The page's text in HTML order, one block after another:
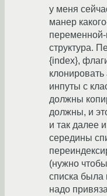
у меня
манер
структура.
{index},
клонировать
инпуты с
должны
должны, и
и так далее
середины
(нужно
списка была
надо